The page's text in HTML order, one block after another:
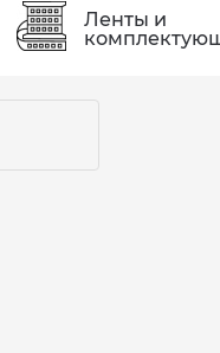
Ленты и